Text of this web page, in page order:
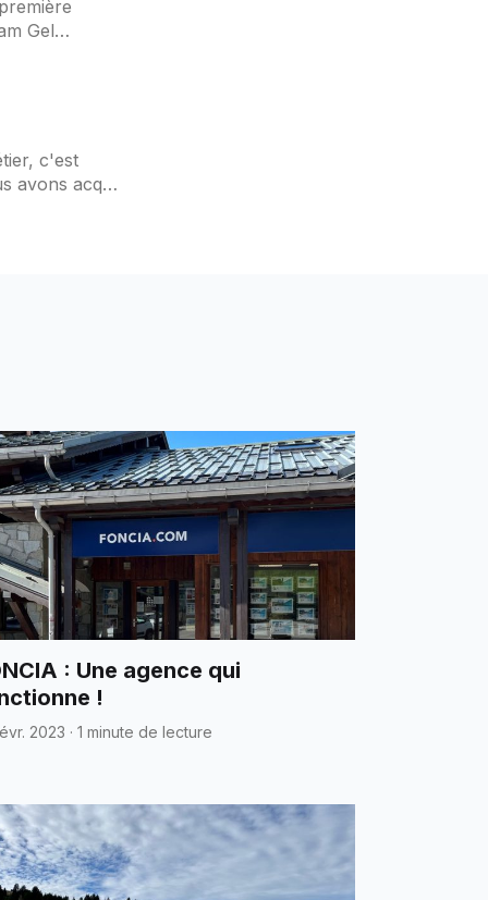
Gel
c'est
avons acquis
: Une agence qui
!
2023 · 1 minute de lecture